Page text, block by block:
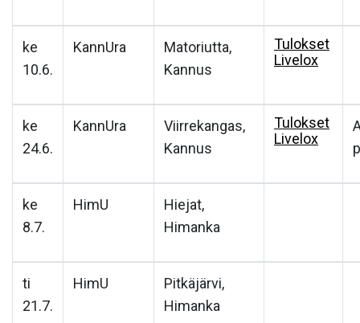
ke
10.6.
KannUra
Matoriutta,
Kannus
Tulokset
Livelox
ke
24.6.
KannUra
Viirrekangas,
Kannus
Tulokset
Livelox
ke
8.7.
HimU
Hiejat,
Himanka
ti
21.7.
HimU
Pitkäjärvi,
Himanka